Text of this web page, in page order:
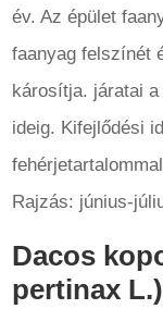
év. Az épület
faanyag felszínét
károsítja. járatai
ideig. Kifejlődési
Rajzás: június-
Dacos
pertinax L.)